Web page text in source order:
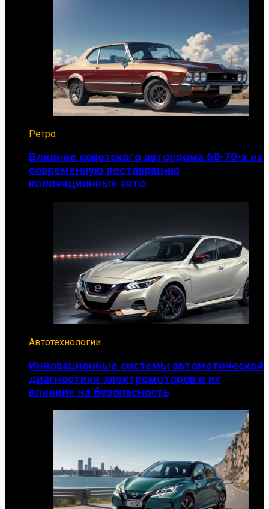
Ретро
Влияние советского автопрома 60-70-х на
современную реставрацию
коллекционных авто
Автотехнологии
Инновационные системы автоматической
диагностики электромоторов и их
влияние на безопасность